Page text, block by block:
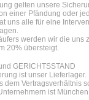
gelten unsere
einer Pfändung oder
uns alle für eine
werden wir die
20% übersteigt.
GERICHTSSTAND
ist unser Lieferlager.
dem Vertragsverhältnis
ist